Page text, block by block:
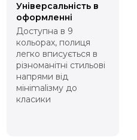
Універсальність в
оформленні
Доступна в 9
кольорах, полиця
легко вписується в
різноманітні стильові
напрями від
мініmalізму до
класики